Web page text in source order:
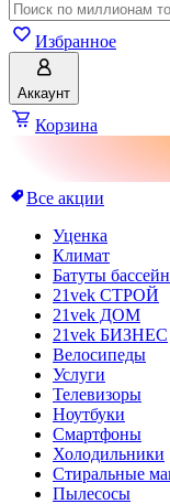
Избранное
Аккаунт
Корзина
Все акции
Уценка
Климат
Батуты
21vek СТРОЙ
21vek ДОМ
21vek БИЗНЕС
Велосипеды
Услуги
Телевизоры
Ноутбуки
Смартфоны
Холодильники
Стиральные
Пылесосы